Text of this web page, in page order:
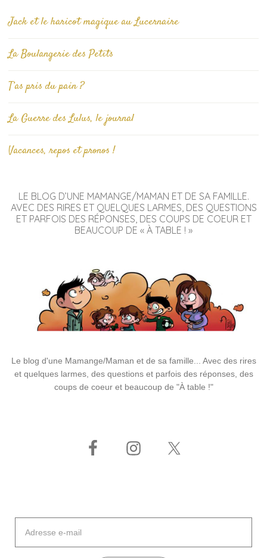
Jack et le haricot magique au Lucernaire
La Boulangerie des Petits
T’as pris du pain ?
La Guerre des Lulus, le journal
Vacances, repos et pronos !
LE BLOG D’UNE MAMANGE/MAMAN ET DE SA FAMILLE.
AVEC DES RIRES ET QUELQUES LARMES, DES QUESTIONS
ET PARFOIS DES RÉPONSES, DES COUPS DE COEUR ET
BEAUCOUP DE « À TABLE ! »
Le blog d'une Mamange/Maman et de sa famille... Avec des rires
et quelques larmes, des questions et parfois des réponses, des
coups de coeur et beaucoup de "À table !"
mail